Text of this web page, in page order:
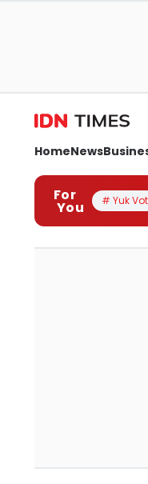
HomeNews
For
You # Yuk